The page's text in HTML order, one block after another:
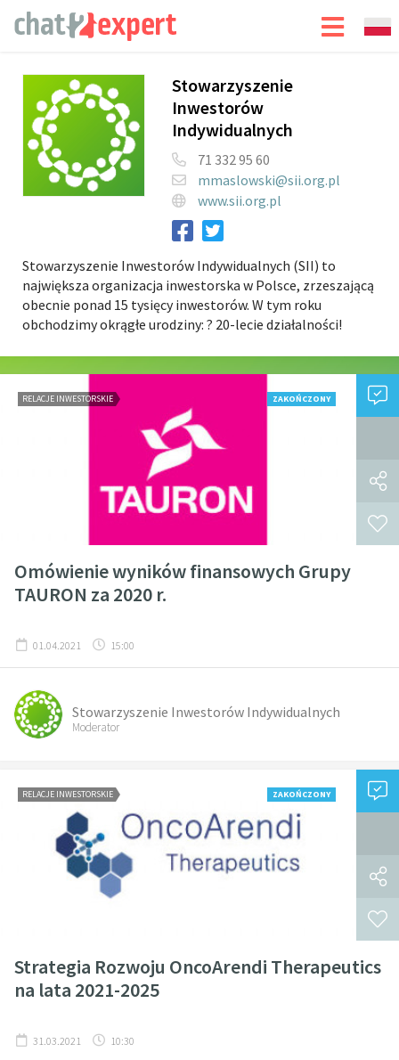
Stowarzyszenie
Inwestorów
Indywidualnych
71 332 95 60
mmaslowski@sii.org.pl
www.sii.org.pl
Stowarzyszenie Inwestorów Indywidualnych (SII) to
największa organizacja inwestorska w Polsce, zrzeszającą
obecnie ponad 15 tysięcy inwestorów. W tym roku
obchodzimy okrągłe urodziny: ? 20-lecie działalności!
RELACJE INWESTORSKIE ZAKOŃCZONY
Omówienie wyników finansowych Grupy
TAURON za 2020 r.
01.04.2021 15:00
Stowarzyszenie Inwestorów Indywidualnych
Moderator
RELACJE INWESTORSKIE ZAKOŃCZONY
Strategia Rozwoju OncoArendi Therapeutics
na lata 2021-2025
31.03.2021 10:30